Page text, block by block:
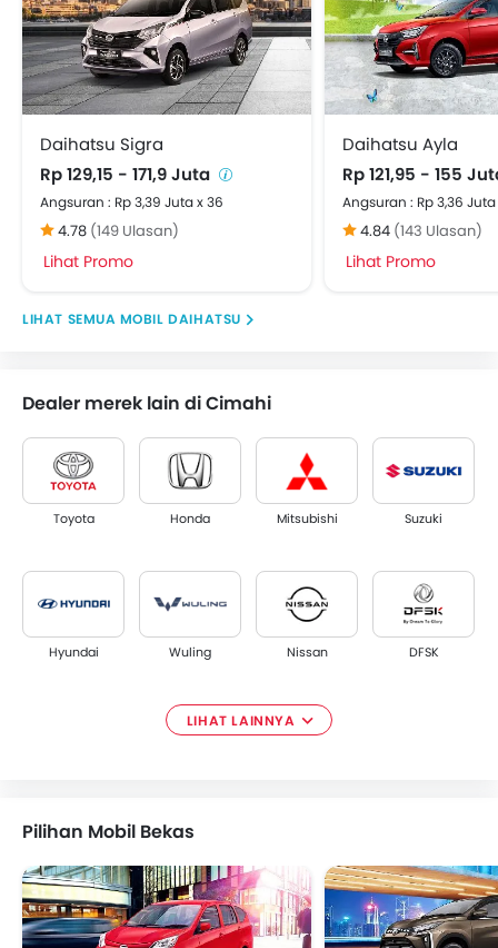
Daihatsu Sigra
Rp 129,15 - 171,9 Juta
Angsuran : Rp 3,39 Juta x 36
4.78 (149 Ulasan)
Lihat Promo
Daihatsu Ayla
Rp 121,95 - 155
Angsuran : Rp 3,36
4.84 (143 Ulasan)
Lihat Promo
MOBIL DAIHATSU
Dealer merek lain di Cimahi
Toyota Honda Mitsubishi Suzuki
Hyundai Wuling Nissan DFSK
Subaru Maxus CHERY ESEMKA
LIHAT LAINNYA
Pilihan Mobil Bekas